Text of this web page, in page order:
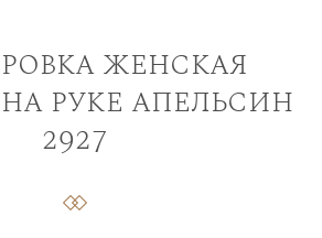
женская
руке апельсин
2927